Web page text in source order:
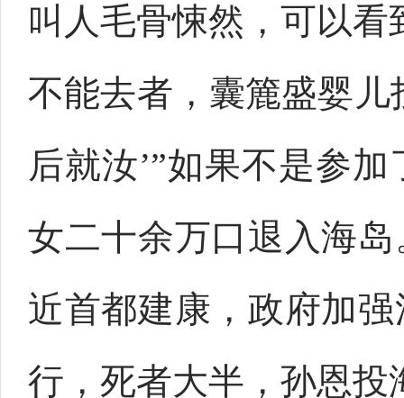
叫人毛骨悚然，可以
不能去者，囊簏盛婴儿
后就汝’”如果不是参
女二十余万口退入海
近首都建康，政府加
行，死者大半，孙恩投